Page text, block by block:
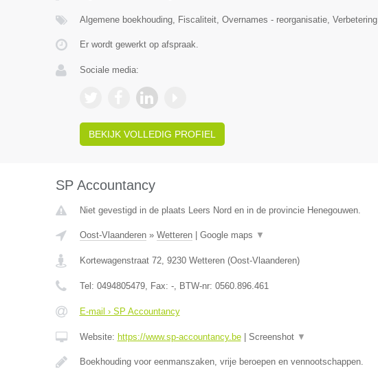
Algemene boekhouding, Fiscaliteit, Overnames - reorganisatie, Verbetering
Er wordt gewerkt op afspraak.
Sociale media:
BEKIJK VOLLEDIG PROFIEL
SP Accountancy
Niet gevestigd in de plaats Leers Nord en in de provincie Henegouwen.
Oost-Vlaanderen» Wetteren| Google maps ▼
Kortewagenstraat 72, 9230 Wetteren(Oost-Vlaanderen)
Tel: 0494805479, Fax: -, BTW-nr: 0560.896.461
E-mail › SP Accountancy
Website: https://www.sp-accountancy.be| Screenshot ▼
Boekhouding voor eenmanszaken, vrije beroepen en vennootschappen.